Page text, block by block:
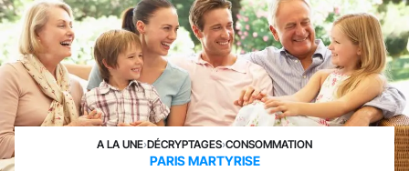
A LA UNE›DÉCRYPTAGES›CONSOMMATION
PARIS MARTYRISE